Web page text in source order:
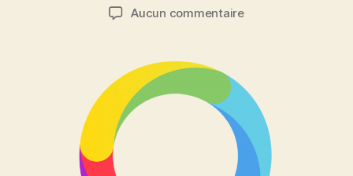
l’article
Aucun commentairesur
la
France
taxe
Google,
nous